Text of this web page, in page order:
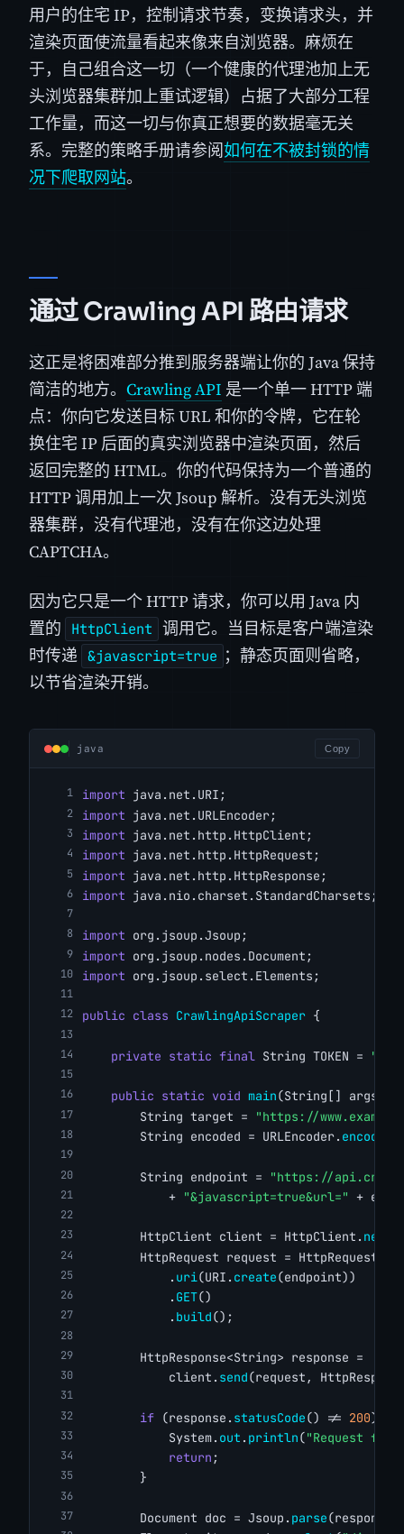
用户的住宅 IP，控制请求节奏，变换请求头，并
渲染页面使流量看起来像来自浏览器。麻烦在
于，自己组合这一切（一个健康的代理池加上无
头浏览器集群加上重试逻辑）占据了大部分工程
工作量，而这一切与你真正想要的数据毫无关
系。完整的策略手册请参阅如何在不被封锁的情
况下爬取网站。
通过 Crawling API 路由请求
这正是将困难部分推到服务器端让你的 Java 保持
简洁的地方。 Crawling API 是一个单一 HTTP 端
点：你向它发送目标 URL 和你的令牌，它在轮
换住宅 IP 后面的真实浏览器中渲染页面，然后
返回完整的 HTML。你的代码保持为一个普通的
HTTP 调用加上一次 Jsoup 解析。没有无头浏览
器集群，没有代理池，没有在你这边处理
CAPTCHA。
因为它只是一个 HTTP 请求，你可以用 Java 内
置的
HttpClient 调用它。当目标是客户端渲染
时传递 &javascript=true ；静态页面则省略，
以节省渲染开销。
java Copy
import java.net.URI;
import java.net.URLEncoder;
import java.net.http.HttpClient;
import java.net.http.HttpRequest;
import java.net.http.HttpResponse;
import java.nio.charset.StandardCharsets;
import org.jsoup.Jsoup;
import org.jsoup.nodes.Document;
import org.jsoup.select.Elements;
public class CrawlingApiScraper {
private static final String TOKEN =
public static void main(String[] args)
        String target =
"https://
        String encoded = URLEncoder.
encode
        String endpoint =
"https://
            +
"&javascript=true&url=" +
        HttpClient client = HttpClient.
        HttpRequest request = HttpRequest.
            .
uri(URI. create(endpoint))
            .
GET()
            .
build();
        HttpResponse<String> response =
            client.
send(request,
if (response. statusCode() != 200) {
            System.
out . println("Request
return ;
        }
        Document doc = Jsoup.
parse(response.